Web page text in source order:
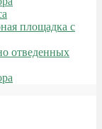
площадка с
отведенных